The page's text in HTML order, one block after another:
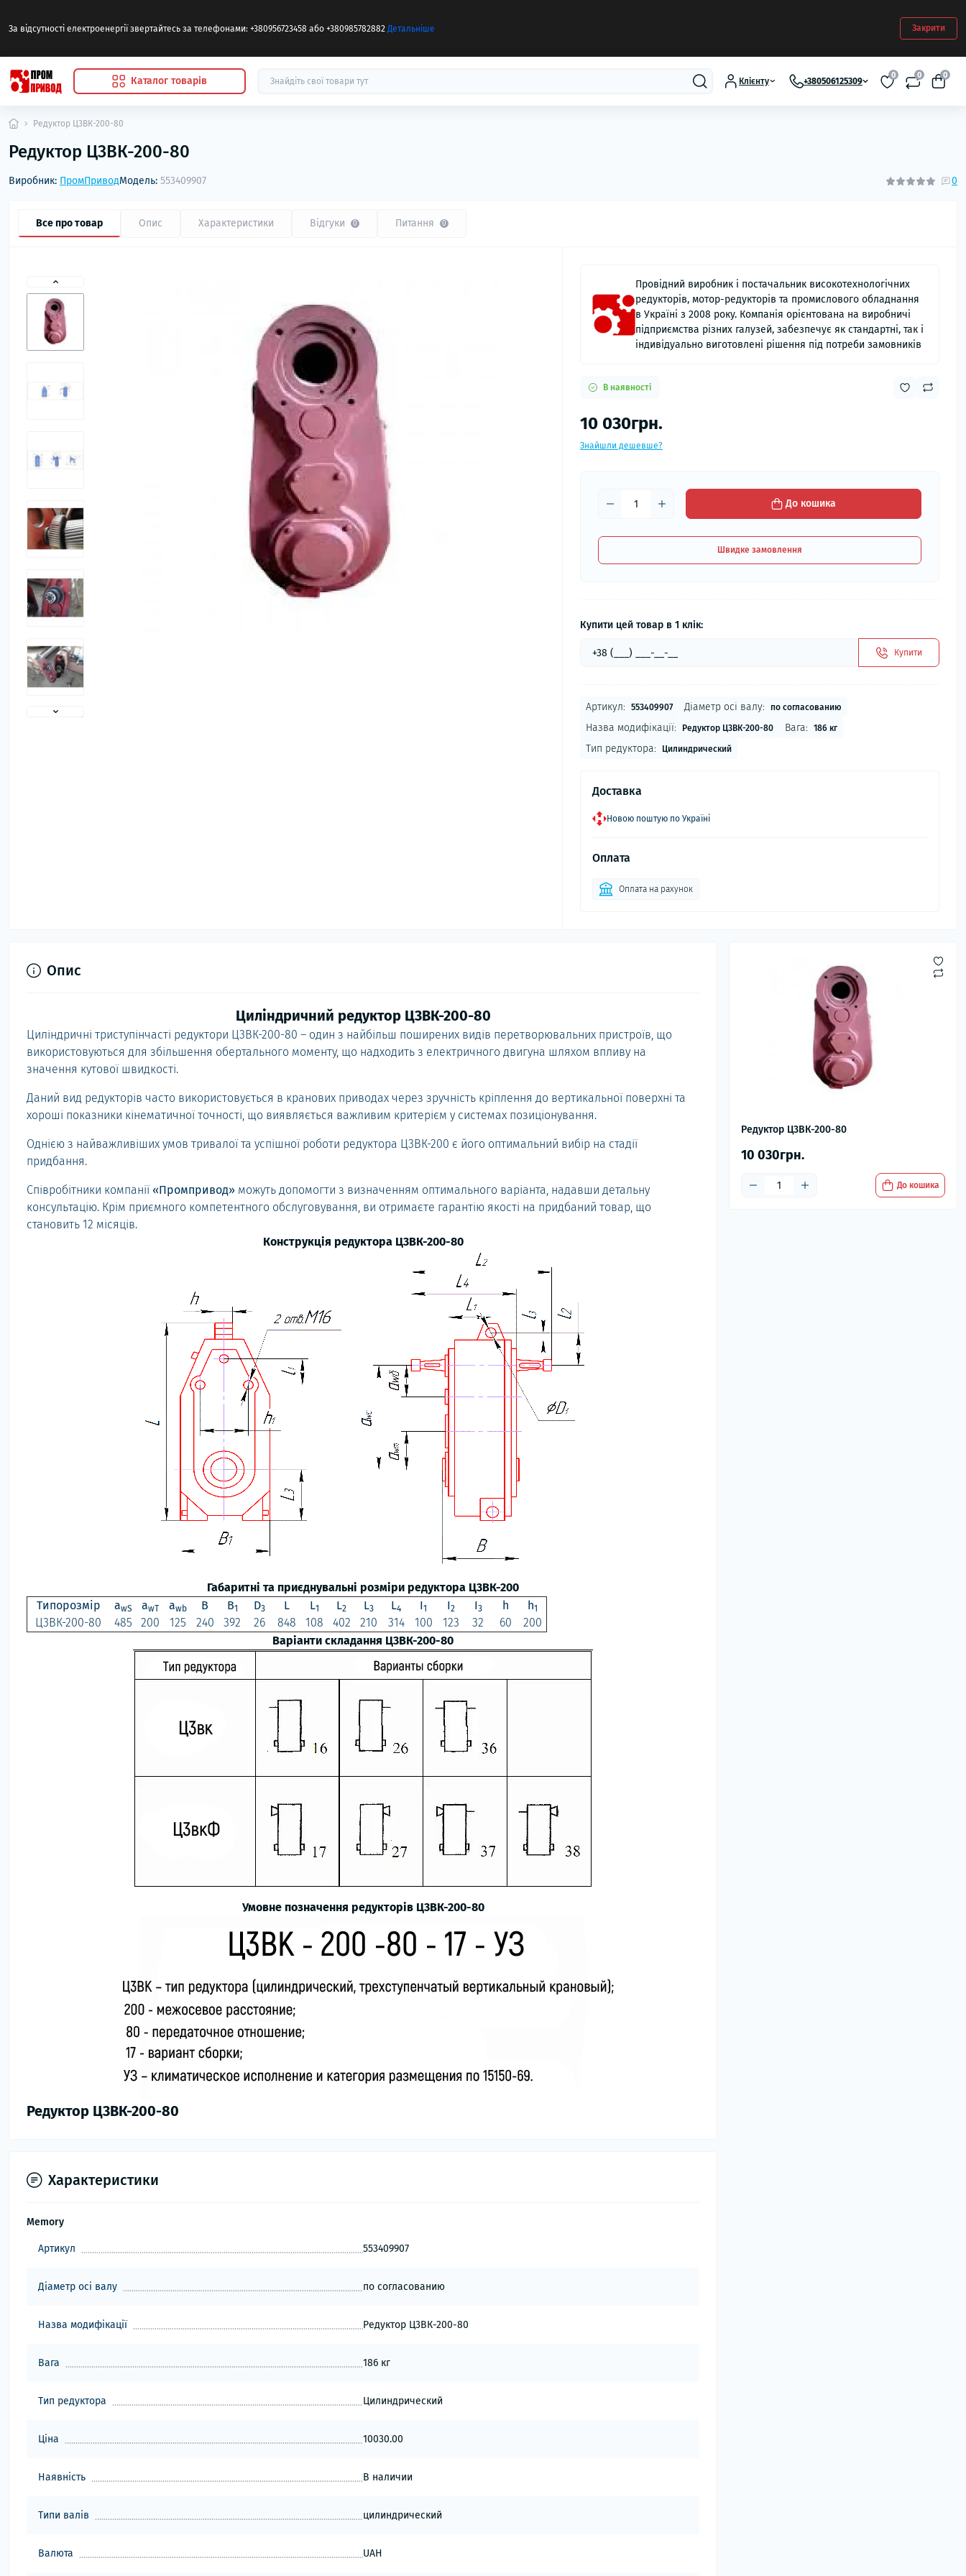
За відсутності електроенергії звертайтесь за телефонами: +380956723458 або +380985782882 Детальніше Закрити
Каталог товарів Клієнту +380506125309
0 0 0
Редуктор Ц3ВК-200-80
Редуктор Ц3ВК-200-80
Виробник: ПромПриводМодель: 553409907 0
Все про товар Опис Характеристики Відгуки 0 Питання 0
Провідний виробник і постачальник високотехнологічних
редукторів, мотор-редукторів та промислового обладнання
в Україні з 2008 року. Компанія орієнтована на виробничі
підприємства різних галузей, забезпечує як стандартні, так і
індивідуально виготовлені рішення під потреби замовників
В наявності
10 030грн.
Знайшли дешевше?
До кошика
Швидке замовлення
Купити цей товар в 1 клік:
Купити
Артикул: 553409907 Діаметр осі валу: по согласованию
Назва модифікації: Редуктор Ц3ВК-200-80 Вага: 186 кг
Тип редуктора: Цилиндрический
Доставка
Новою поштую по Україні
Оплата
Оплата на рахунок
Редуктор Ц3ВК-200-80
10 030грн.
До кошика
Опис
Циліндричний редуктор Ц3ВК-200-80
Циліндричні триступінчасті редуктори Ц3ВК-200-80 – один з найбільш поширених видів перетворювальних пристроїв, що
використовуються для збільшення обертального моменту, що надходить з електричного двигуна шляхом впливу на
значення кутової швидкості.
Даний вид редукторів часто використовується в кранових приводах через зручність кріплення до вертикальної поверхні та
хороші показники кінематичної точності, що виявляється важливим критерієм у системах позиціонування.
Однією з найважливіших умов тривалої та успішної роботи редуктора Ц3ВК-200 є його оптимальний вибір на стадії
придбання.
Співробітники компанії«Промпривод» можуть допомогти з визначенням оптимального варіанта, надавши детальну
консультацію. Крім приємного компетентного обслуговування, ви отримаєте гарантію якості на придбаний товар, що
становить 12 місяців.
Конструкція редуктора Ц3ВК-200-80
Габаритні та приєднувальні розміри редуктора Ц3ВК-200
Типорозмір
awS awT awb B B1 D3 L L1 L2 L3 L4 I1 I2 I3 h h1
Ц3ВК-200-80 485 200 125 240 392 26 848 108 402 210 314 100 123 32 60
200
Варіанти складання Ц3ВК-200-80
Умовне позначення редукторів Ц3ВК-200-80
Редуктор Ц3ВК-200-80
Характеристики
Memory
Артикул 553409907
Діаметр осі валу по согласованию
Назва модифікації Редуктор Ц3ВК-200-80
Вага 186 кг
Тип редуктора Цилиндрический
Ціна 10030.00
Наявність В наличии
Типи валів цилиндрический
Валюта UAH